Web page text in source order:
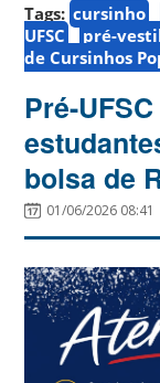
Tags: cursinho
UFSC
pré-
de Cursinhos
Pré-
bolsa de
01/06/2026 08:41